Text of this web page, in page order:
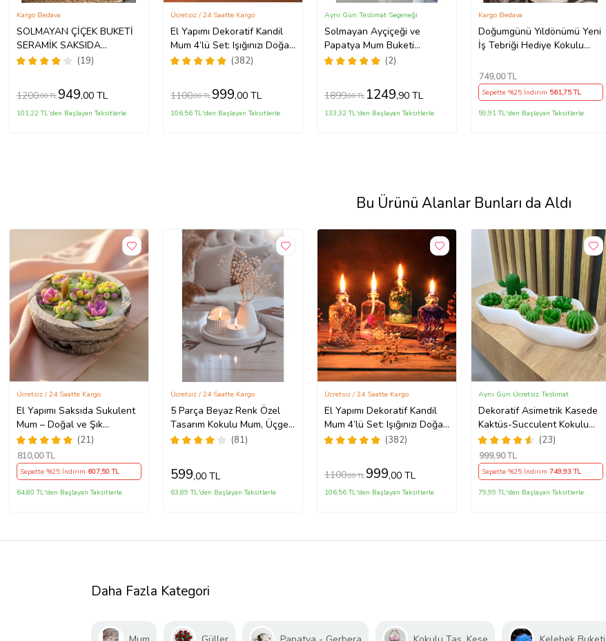
SOLMAYAN ÇİÇEK BUKETİ
SERAMİK SAKSIDA
HEDİYELİK
(19)
Kargo Bedava
1200,00 TL 949,00 TL
101,22 TL'den Başlayan Taksitlerle
El Yapımı Dekoratif Kandil
Mum 4’lü Set: Işığınızı Doğal
Güzellikle Aydınlatın
(382)
Ücretsiz / 24 Saatte Kargo
1100,00 TL 999,00 TL
106,56 TL'den Başlayan Taksitlerle
Solmayan Ayçiçeği ve
Papatya Mum Buketi
Seramik Vazoda
(2)
Aynı Gün Teslimat Seçeneği
1899,00 TL 1249,90 TL
133,32 TL'den Başlayan Taksitlerle
Doğumgünü Yıldönümü Yeni
İş Tebriği Hediye Kokulu
Kargo Bedava
749,00 TL
Sepette %25 İndirim 561,75 TL
59,91 TL'den Başlayan Taksitlerle
Bu Ürünü Alanlar Bunları da Aldı
El Yapımı Saksıda Sukulent
Mum – Doğal ve Şık
Dekorasyon! - Hediyelik
Mum (STD)
(21)
Ücretsiz / 24 Saatte Kargo
810,00 TL
Sepette %25 İndirim 607,50 TL
64,80 TL'den Başlayan Taksitlerle
5 Parça Beyaz Renk Özel
Tasarım Kokulu Mum, Üçgen
Vazo, Tealightlık Ve Tepsi
(81)
Ücretsiz / 24 Saatte Kargo
599,00 TL
63,89 TL'den Başlayan Taksitlerle
El Yapımı Dekoratif Kandil
Mum 4’lü Set: Işığınızı Doğal
Güzellikle Aydınlatın
(382)
Ücretsiz / 24 Saatte Kargo
1100,00 TL 999,00 TL
106,56 TL'den Başlayan Taksitlerle
Dekoratif Asimetrik Kasede
Kaktüs-Succulent Kokulu
Mum
(23)
Aynı Gün Ücretsiz Teslimat
999,90 TL
Sepette %25 İndirim 749,93 TL
79,99 TL'den Başlayan Taksitlerle
Daha Fazla Kategori